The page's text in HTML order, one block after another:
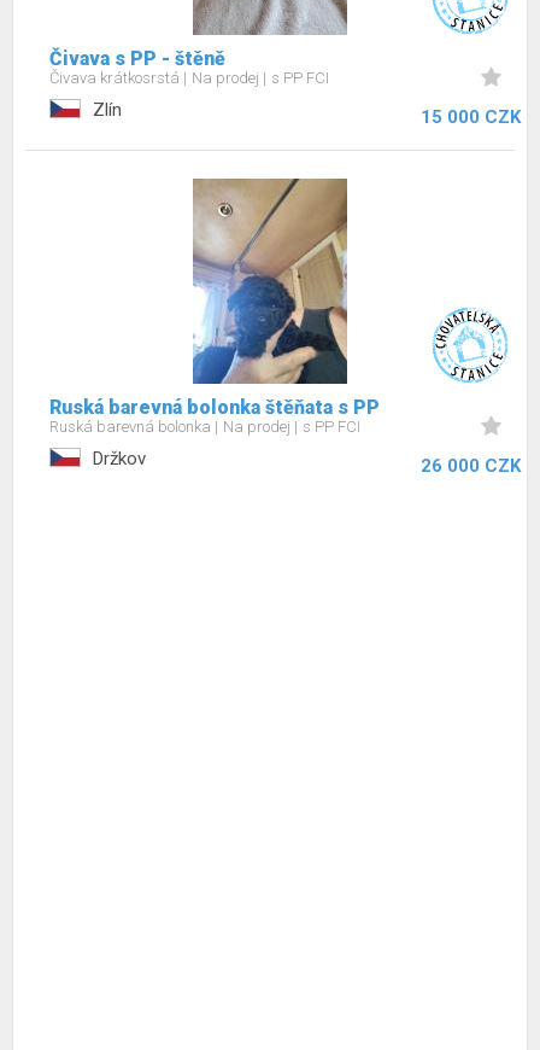
Čivava s PP - štěně
Čivava krátkosrstá Na prodej s PP FCI
Zlín 15 000 CZK
Ruská barevná bolonka štěňata s PP
Ruská barevná bolonka Na prodej s PP FCI
Držkov 26 000 CZK